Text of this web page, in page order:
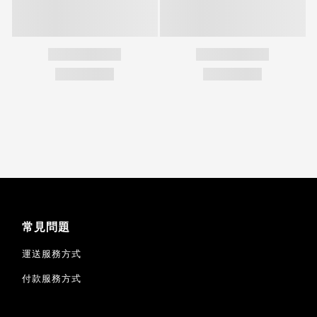
常見問題
運送服務方式
付款服務方式